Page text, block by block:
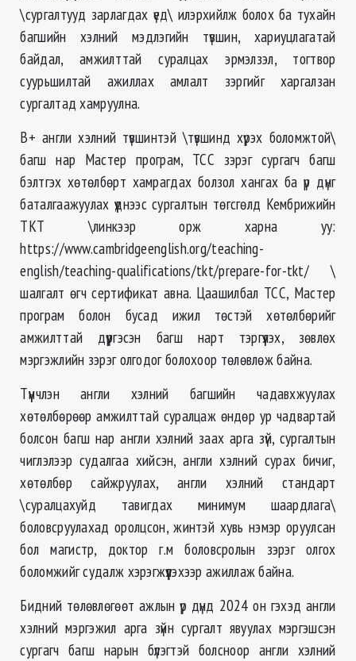
\сургалтууд зарлагдах үед\ илэрхийлж болох ба тухайн
багшийн хэлний мэдлэгийн түвшин, хариуцлагатай
байдал, амжилттай суралцах эрмэлзэл, тогтвор
суурьшилтай ажиллах амлалт зэргийг харгалзан
сургалтад хамруулна.
В+ англи хэлний түвшинтэй \түвшинд хүрэх боломжтой\
багш нар Мастер програм, ТСС зэрэг сургагч багш
бэлтгэх хөтөлбөрт хамрагдах болзол хангах ба үр дүнг
баталгаажуулах үүднээс сургалтын төгсгөлд Кембрижийн
ТКТ \линкээр орж харна уу:
https://www.cambridgeenglish.org/teaching-
english/teaching-qualifications/tkt/prepare-for-tkt/ \
шалгалт өгч сертификат авна. Цаашилбал ТСС, Мастер
програм болон бусад ижил төстэй хөтөлбөрийг
амжилттай дүүргэсэн багш нарт тэргүүлэх, зөвлөх
мэргэжлийн зэрэг олгодог болохоор төлөвлөж байна.
Түүнчлэн англи хэлний багшийн чадавхжуулах
хөтөлбөрөөр амжилттай суралцаж өндөр ур чадвартай
болсон багш нар англи хэлний заах арга зүй, сургалтын
чиглэлээр судалгаа хийсэн, англи хэлний сурах бичиг,
хөтөлбөр сайжруулах, англи хэлний стандарт
\суралцахуйд тавигдах минимум шаардлага\
боловсруулахад оролцсон, жинтэй хувь нэмэр оруулсан
бол магистр, доктор г.м боловсролын зэрэг олгох
боломжийг судалж хэрэгжүүлэхээр ажиллаж байна.
Бидний төлөвлөгөөт ажлын үр дүнд 2024 он гэхэд англи
хэлний мэргэжил арга зүйн сургалт явуулах мэргэшсэн
сургагч багш нарын бүлэгтэй болсноор англи хэлний